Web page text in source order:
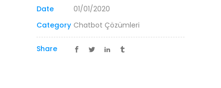
Date
01/01/2020
Category Chatbot Çözümleri
Share